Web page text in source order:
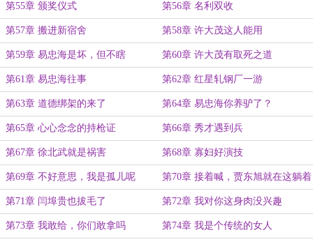
第55章 颁奖仪式 第56章 名利双收
第57章 搬进新宿舍 第58章 许大茂这人能用
第59章 易忠海是坏，但不瞎 第60章 许大茂有取死之道
第61章 易忠海往事 第62章 红星轧钢厂一游
第63章 道德绑架的来了 第64章 易忠海你养驴了？
第65章 心心念念的持枪证 第66章 秀才遇到兵
第67章 徐北武就是祸害 第68章 寡妇好演技
第69章 不好意思，我是孤儿呢 第70章 接着喊，贾东旭就在这躺着
呢
第71章 闫埠贵也拔毛了 第72章 我对你这身肉没兴趣
第73章 我敢给，你们敢拿吗 第74章 我是个传统的女人